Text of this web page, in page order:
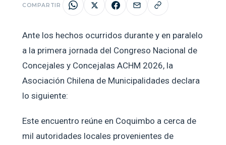
COMPARTIR
Ante los hechos ocurridos durante y en paralelo
a la primera jornada del Congreso Nacional de
Concejales y Concejalas ACHM 2026, la
Asociación Chilena de Municipalidades declara
lo siguiente:
Este encuentro reúne en Coquimbo a cerca de
mil autoridades locales provenientes de